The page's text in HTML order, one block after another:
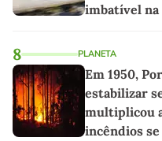
imbatível na
8 PLANETA
Em 1950,
estabilizar
multiplicou
incêndios